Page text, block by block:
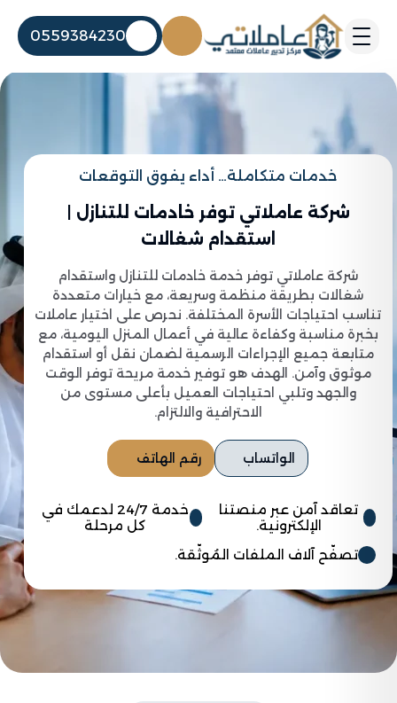
0559384230
خدمات متكاملة… أداء يفوق التوقعات
شركة عاملاتي توفر خادمات للتنازل |
استقدام شغالات
شركة عاملاتي توفر خدمة خادمات للتنازل واستقدام
شغالات بطريقة منظمة وسريعة، مع خيارات متعددة
تناسب احتياجات الأسرة المختلفة. نحرص على اختيار عاملات
بخبرة مناسبة وكفاءة عالية في أعمال المنزل اليومية، مع
متابعة جميع الإجراءات الرسمية لضمان نقل أو استقدام
موثوق وآمن. الهدف هو توفير خدمة مريحة توفر الوقت
والجهد وتلبي احتياجات العميل بأعلى مستوى من
الاحترافية والالتزام.
الواتساب رقم الهاتف
تعاقد آمن عبر منصتنا
الإلكترونية.
خدمة 24/7 لدعمك في
كل مرحلة
تصفّح آلاف الملفات المُوثّقة.